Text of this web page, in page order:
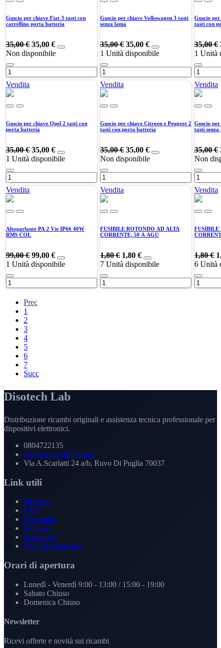
Guscio per chiave Fiat 3 tasti con
carrellino porta batteria
35,00€ 35,00 €
Non disponibile
Guscio per chiave Volkswagen 3 tasti
senza lama
35,00€ 35,00 €
1 Unità disponibile
Guscio
tasti con
35,00€
1 Unità
Vendita
Guscio per chiave Opel 2 tasti con
porta batteria
35,00€ 35,00 €
1 Unità disponibile
Vendita
Guscio per chiave Citroen e Peugeot 2
tasti con porta batteria
35,00€ 35,00 €
Non disponibile
Vendita
Guscio
tasti
35,00€
Non
Vendita
Altoparlante PA 2 Vie IP66 40W
RMS COL
99,00€ 99,00 €
1 Unità disponibile
Vendita
FUSIBILE ROTONDO AD ALTA
CORRENTE, 50 A AGU
1,80€ 1,80 €
7 Unità disponibile
Vendita
FUSIBILE
1,80€
6 Unità
Prec
1
2
3
4
5
6
7
Succ
Disotech Lab
Distribuzione ricambi originali e assistenza tecnica professionale per
dispositivi elettronici.
0804722135
assistenza@disotech.it
Via A.Scarlatti 24 a/b, Ruvo Di Puglia 70037
Link utili
Negozio
FAQ
Chi siamo
Software
Contattaci
Richiedi assistenza
Orari di apertura
Lunedì - Venerdì 9:00 - 13:00 / 15:00 - 19:00
Sabato Chiuso
Domenica Chiuso
Newsletter
Ricevi offerte e novità sui ricambi